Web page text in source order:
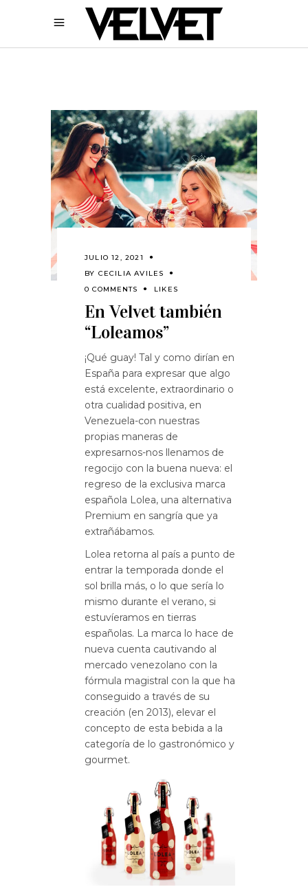
JULIO 12, 2021
BY CECILIA AVILES
0 COMMENTS
LIKES
En Velvet también
“Loleamos”
¡Qué guay! Tal y como dirían en
España para expresar que algo
está excelente, extraordinario o
otra cualidad positiva, en
Venezuela-con nuestras
propias maneras de
expresarnos-nos llenamos de
regocijo con la buena nueva: el
regreso de la exclusiva marca
española Lolea, una alternativa
Premium en sangría que ya
extrañábamos.
Lolea retorna al país a punto de
entrar la temporada donde el
sol brilla más, o lo que sería lo
mismo durante el verano, si
estuvíeramos en tierras
españolas. La marca lo hace de
nueva cuenta cautivando al
mercado venezolano con la
fórmula magistral con la que ha
conseguido a través de su
creación (en 2013), elevar el
concepto de esta bebida a la
categoría de lo gastronómico y
gourmet.